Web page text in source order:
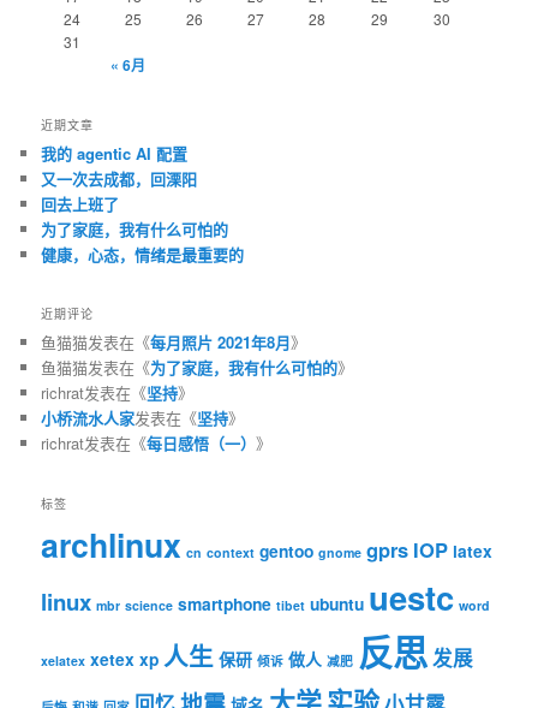
24
25 26 27 28 29
30
31
« 6月
近期文章
我的 agentic AI 配置
又一次去成都，回溧阳
回去上班了
为了家庭，我有什么可怕的
健康，心态，情绪是最重要的
近期评论
鱼猫猫发表在《每月照片 2021年8月》
鱼猫猫发表在《为了家庭，我有什么可怕的》
richrat发表在《坚持》
小桥流水人家发表在《坚持》
richrat发表在《每日感悟（一）》
标签
archlinux cn context gentoo gnome gprs IOP latex
linux mbr science smartphone tibet ubuntu uestc word
xelatex xetex xp 人生 保研 倾诉 做人 减肥 反思发展
大学实验